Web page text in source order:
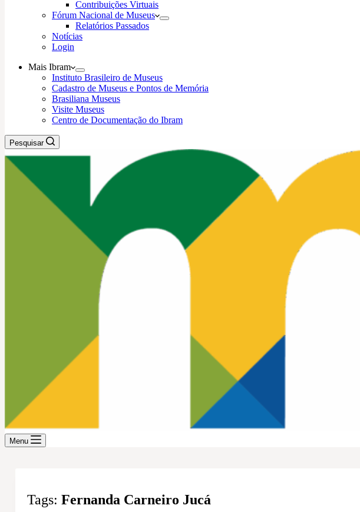
Contribuições Virtuais
Fórum Nacional de Museus
Relatórios Passados
Notícias
Login
Mais Ibram
Instituto Brasileiro de Museus
Cadastro de Museus e Pontos de Memória
Brasiliana Museus
Visite Museus
Centro de Documentação do Ibram
Pesquisar
Menu
Tags Fernanda Carneiro Jucá